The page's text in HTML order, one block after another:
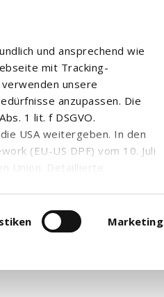
und ansprechend wie
mit Tracking-
unsere
anzupassen. Die
1 lit. f DSGVO.
USA weitergeben. In den
(EU-US DPF) vom 10. Juli
Union. Detaillierte
können Sie Ihre
Marketing